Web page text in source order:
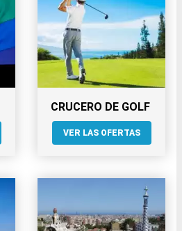
CRUCERO DE GOLF
VER LAS OFERTAS